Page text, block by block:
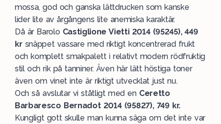
mossa, god och ganska lättdrucken som kanske
lider lite av årgångens lite anemiska karaktär.
Då är Barolo Castiglione Vietti 2014 (95245), 449
kr snäppet vassare med riktigt koncentrerad frukt
och komplett smakpalett i relativt modern rödfruktig
stil och rik på tanniner. Även här lätt höstiga toner
även om vinet inte är riktigt utvecklat just nu.
Och så avslutar vi ståtligt med enCeretto
Barbaresco Bernadot 2014 (95827), 749 kr.
Kungligt gott skulle man kunna säga om det inte var